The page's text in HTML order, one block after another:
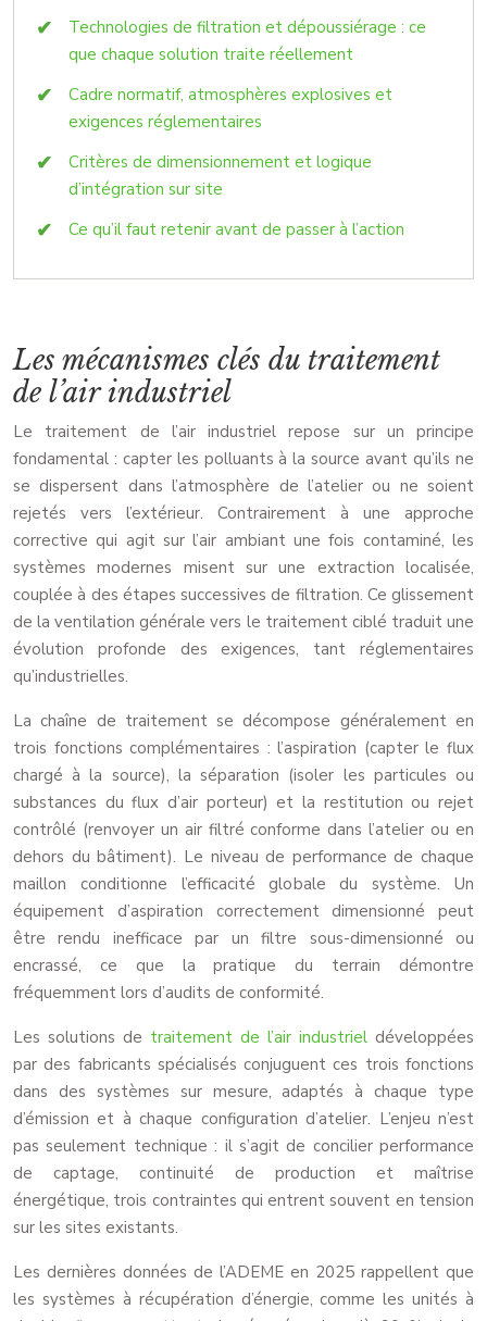
Technologies de filtration et dépoussiérage : ce
que chaque solution traite réellement
Cadre normatif, atmosphères explosives et
exigences réglementaires
Critères de dimensionnement et logique
d’intégration sur site
Ce qu’il faut retenir avant de passer à l’action
Les mécanismes clés du traitement
de l’air industriel
Le traitement de l’air industriel repose sur un principe
fondamental : capter les polluants à la source avant qu’ils ne
se dispersent dans l’atmosphère de l’atelier ou ne soient
rejetés vers l’extérieur. Contrairement à une approche
corrective qui agit sur l’air ambiant une fois contaminé, les
systèmes modernes misent sur une extraction localisée,
couplée à des étapes successives de filtration. Ce glissement
de la ventilation générale vers le traitement ciblé traduit une
évolution profonde des exigences, tant réglementaires
qu’industrielles.
La chaîne de traitement se décompose généralement en
trois fonctions complémentaires : l’aspiration (capter le flux
chargé à la source), la séparation (isoler les particules ou
substances du flux d’air porteur) et la restitution ou rejet
contrôlé (renvoyer un air filtré conforme dans l’atelier ou en
dehors du bâtiment). Le niveau de performance de chaque
maillon conditionne l’efficacité globale du système. Un
équipement d’aspiration correctement dimensionné peut
être rendu inefficace par un filtre sous-dimensionné ou
encrassé, ce que la pratique du terrain démontre
fréquemment lors d’audits de conformité.
Les solutions de traitement de l’air industriel développées
par des fabricants spécialisés conjuguent ces trois fonctions
dans des systèmes sur mesure, adaptés à chaque type
d’émission et à chaque configuration d’atelier. L’enjeu n’est
pas seulement technique : il s’agit de concilier performance
de captage, continuité de production et maîtrise
énergétique, trois contraintes qui entrent souvent en tension
sur les sites existants.
Les dernières données de l’ADEME en 2025 rappellent que
les systèmes à récupération d’énergie, comme les unités à